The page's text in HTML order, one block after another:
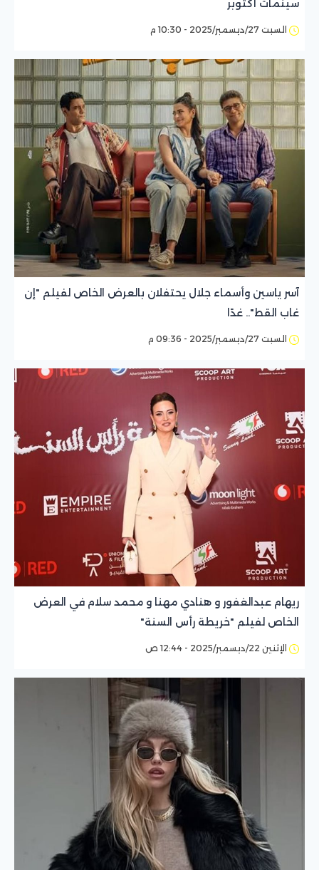
سينمات أكتوبر
السبت 27/ديسمبر/2025 - 10:30 م
آسر ياسين وأسماء جلال يحتفلان بالعرض الخاص لفيلم "إن
غاب القط".. غدًا
السبت 27/ديسمبر/2025 - 09:36 م
ريهام عبدالغفور و هنادي مهنا و محمد سلام في العرض
الخاص لفيلم "خريطة رأس السنة"
الإثنين 22/ديسمبر/2025 - 12:44 ص